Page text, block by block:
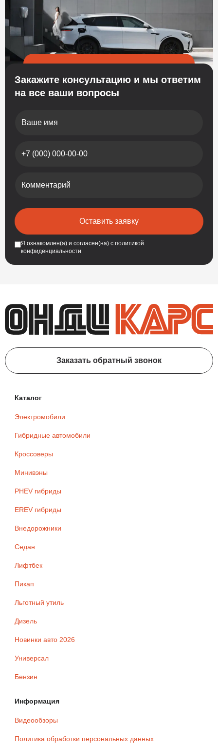
Закажите консультацию и мы ответим
на все ваши вопросы
Оставить заявку
Я ознакомлен(а) и согласен(на) с политикой
конфиденциальности
Заказать обратный звонок
Каталог
Электромобили
Гибридные автомобили
Кроссоверы
Минивэны
PHEV гибриды
EREV гибриды
Внедорожники
Седан
Лифтбек
Пикап
Льготный утиль
Дизель
Новинки авто 2026
Универсал
Бензин
Информация
Видеообзоры
Политика обработки персональных данных